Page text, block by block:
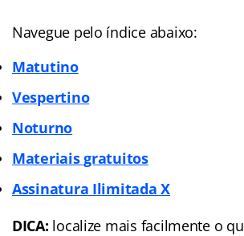
Navegue pelo índice abaixo:
Matutino
Vespertino
Noturno
Materiais gratuitos
Assinatura Ilimitada X
DICA: localize mais facilmente o